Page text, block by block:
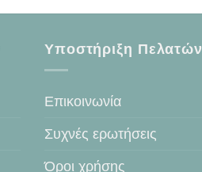
Υποστήριξη Πελατών
Επικοινωνία
Συχνές ερωτήσεις
Όροι χρήσης